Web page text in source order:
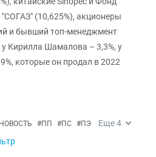
(10,625%), акционеры
и бывший топ-менеджмент
Кирилла Шамалова – 3,3%, у
которые он продал в 2022
#ПП #ПС #ПЭ Еще4